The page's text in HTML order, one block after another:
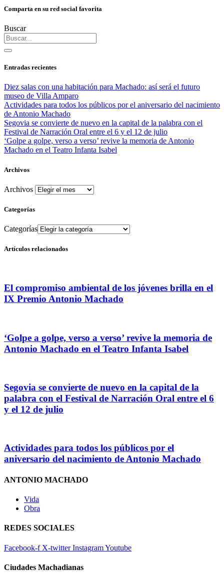
Comparta en su red social favorita
Buscar
Entradas recientes
Diez salas con una habitación para Machado: así será el futuro
museo de Villa Amparo
Actividades para todos los públicos por el aniversario del nacimiento
de Antonio Machado
Segovia se convierte de nuevo en la capital de la palabra con el
Festival de Narración Oral entre el 6 y el 12 de julio
‘Golpe a golpe, verso a verso’ revive la memoria de Antonio
Machado en el Teatro Infanta Isabel
Archivos
Archivos
Categorías
Categorías
Artículos relacionados
El compromiso ambiental de los jóvenes brilla en el
IX Premio Antonio Machado
‘Golpe a golpe, verso a verso’ revive la memoria de
Antonio Machado en el Teatro Infanta Isabel
Segovia se convierte de nuevo en la capital de la
palabra con el Festival de Narración Oral entre el 6
y el 12 de julio
Actividades para todos los públicos por el
aniversario del nacimiento de Antonio Machado
ANTONIO MACHADO
Vida
Obra
REDES SOCIALES
Facebook-f X-twitter InstagramYoutube
Ciudades Machadianas